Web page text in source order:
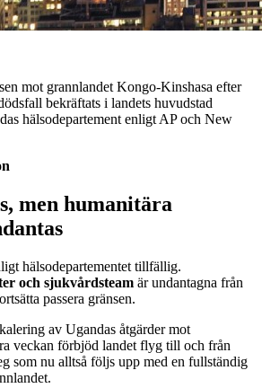
mot grannlandet Kongo-Kinshasa efter
bekräftats i landets huvudstad
hälsodepartement enligt AP och New
men humanitära
hälsodepartementet tillfällig.
och sjukvårdsteam är undantagna från
passera gränsen.
av Ugandas åtgärder mot
veckan förbjöd landet flyg till och från
som nu alltså följs upp med en fullständig